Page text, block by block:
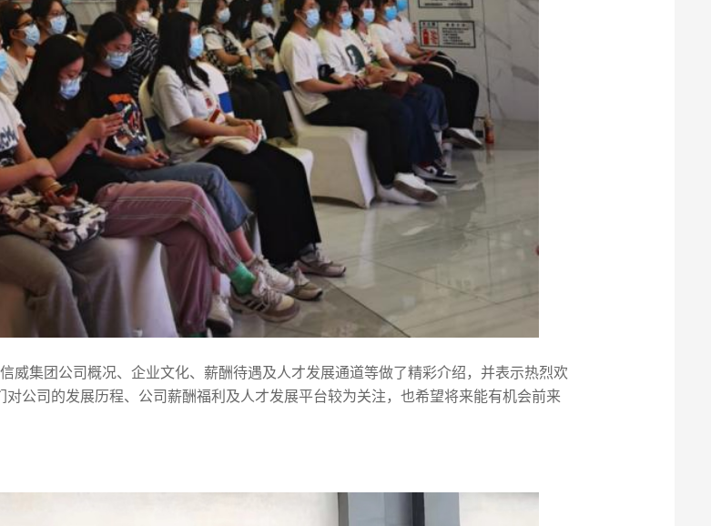
威集团公司概况、企业文化、薪酬待遇及人才发展通道等做了精彩介绍，并表示热烈欢
公司的发展历程、公司薪酬福利及人才发展平台较为关注，也希望将来能有机会前来